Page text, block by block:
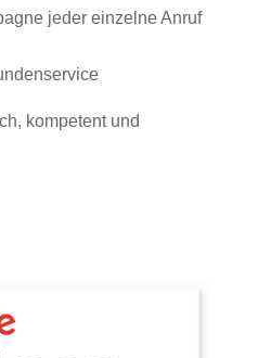
jeder einzelne Anruf
kompetent und